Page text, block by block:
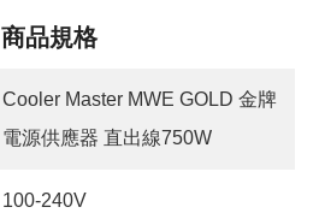
商品規格
Cooler Master MWE GOLD 金牌
電源供應器 直出線750W
100-240V